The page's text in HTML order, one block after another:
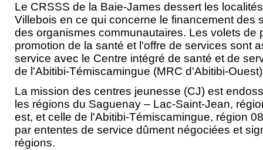
Le CRSSS de la Baie-James dessert les
Villebois en ce qui concerne le financement des
des organismes communautaires. Les volets de
promotion de la santé et l'offre de services sont
service avec le Centre intégré de santé et de
de l'Abitibi-Témiscamingue (MRC d'Abitibi-
La mission des centres jeunesse (CJ) est
les régions du Saguenay – Lac-Saint-Jean,
est, et celle de l'Abitibi-Témiscamingue, région
par ententes de service dûment négociées et
régions.